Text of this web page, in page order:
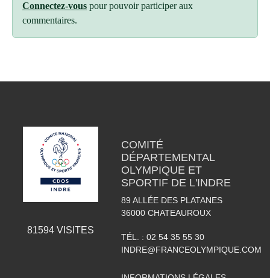
Connectez-vous pour pouvoir participer aux
commentaires.
81594VISITES
COMITÉ
DÉPARTEMENTAL
OLYMPIQUE ET
SPORTIF DE L'INDRE
89 ALLÉE DES PLATANES
36000 CHATEAUROUX
TÉL. : 02 54 35 55 30
INDRE@FRANCEOLYMPIQUE.COM